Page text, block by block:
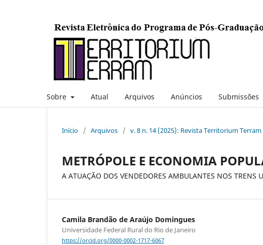
Sobre Atual Arquivos Anúncios Submissões
Início / Arquivos / v. 8 n. 14 (2025): Revista Territorium
METRÓPOLE E ECONOMIA
A ATUAÇÃO DOS VENDEDORES AMBULANTES NOS TRENS
Camila Brandão de Araújo Domingues
Universidade Federal Rural do Rio de Janeiro
https://orcid.org/0000-0002-1717-6067